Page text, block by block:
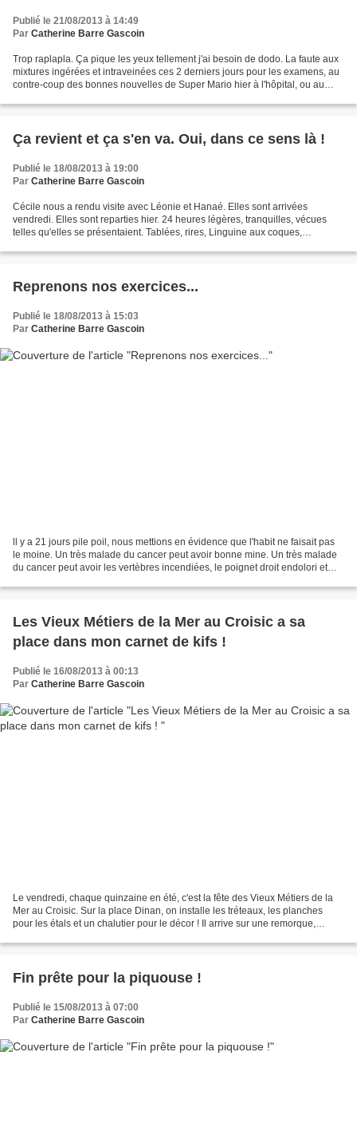
Publié le 21/08/2013 à 14:49
Par Catherine Barre Gascoin
Trop raplapla. Ça pique les yeux tellement j'ai besoin de dodo. La faute aux
mixtures ingérées et intraveinées ces 2 derniers jours pour les examens, au
contre-coup des bonnes nouvelles de Super Mario hier à l'hôpital, ou au
Ça revient et ça s'en va. Oui, dans ce sens là !
Publié le 18/08/2013 à 19:00
Par Catherine Barre Gascoin
Cécile nous a rendu visite avec Léonie et Hanaé. Elles sont arrivées
vendredi. Elles sont reparties hier. 24 heures légères, tranquilles, vécues
telles qu'elles se présentaient. Tablées, rires, Linguine aux coques,
Reprenons nos exercices...
Publié le 18/08/2013 à 15:03
Par Catherine Barre Gascoin
ll y a 21 jours pile poil, nous mettions en évidence que l'habit ne faisait pas
le moine. Un très malade du cancer peut avoir bonne mine. Un très malade
du cancer peut avoir les vertèbres incendiées, le poignet droit endolori et
Les Vieux Métiers de la Mer au Croisic a sa
place dans mon carnet de kifs !
Publié le 16/08/2013 à 00:13
Par Catherine Barre Gascoin
Le vendredi, chaque quinzaine en été, c'est la fête des Vieux Métiers de la
Mer au Croisic. Sur la place Dinan, on installe les tréteaux, les planches
pour les étals et un chalutier pour le décor ! Il arrive sur une remorque,
Fin prête pour la piquouse !
Publié le 15/08/2013 à 07:00
Par Catherine Barre Gascoin